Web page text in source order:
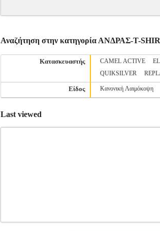
Αναζήτηση στην κατηγορία ΑΝΔΡΑΣ-T-
Κατασκευαστής CAMEL ACTIVE
QUIKSILVER
Είδος Κανονική Λαιμόκοψη
Last viewed